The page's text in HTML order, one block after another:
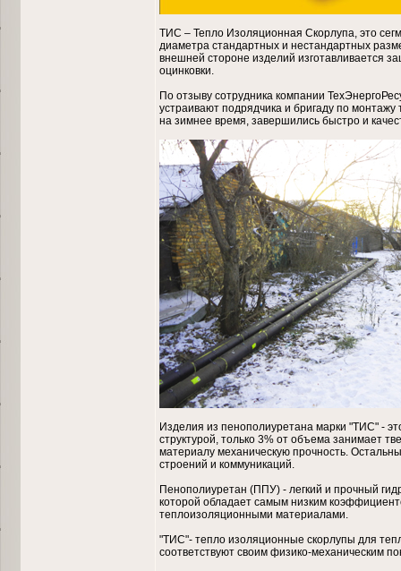
ТИС – Тепло Изоляционная Скорлупа, это
диаметра стандартных и нестандартных
внешней стороне изделий изготавливается
оцинковки.
По отзыву сотрудника компании
устраивают подрядчика и бригаду по
на зимнее время, завершились быстро и
Изделия из пенополиуретана марки "ТИС" -
структурой, только 3% от объема занимает
материалу механическую прочность.
строений и коммуникаций.
Пенополиуретан (ППУ) - легкий и прочный
которой обладает самым низким
теплоизоляционными материалами.
"ТИС"- тепло изоляционные скорлупы для
соответствуют своим физико-механическим